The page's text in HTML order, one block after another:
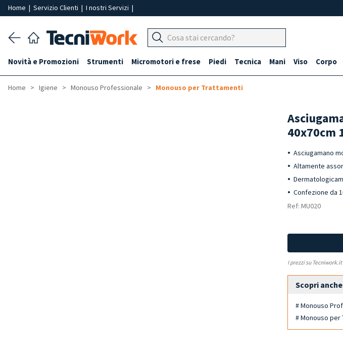
Home | Servizio Clienti | I nostri Servizi |
Novità e Promozioni Strumenti Micromotori e frese Piedi Tecnica Mani Viso Corpo
Home Igiene Monouso Professionale Monouso per Trattamenti
40x70cm
Asciugamano
Altamente
Confezione da
Ref: MU020
I prezzi su
Scopri
# Monouso
# Monouso per